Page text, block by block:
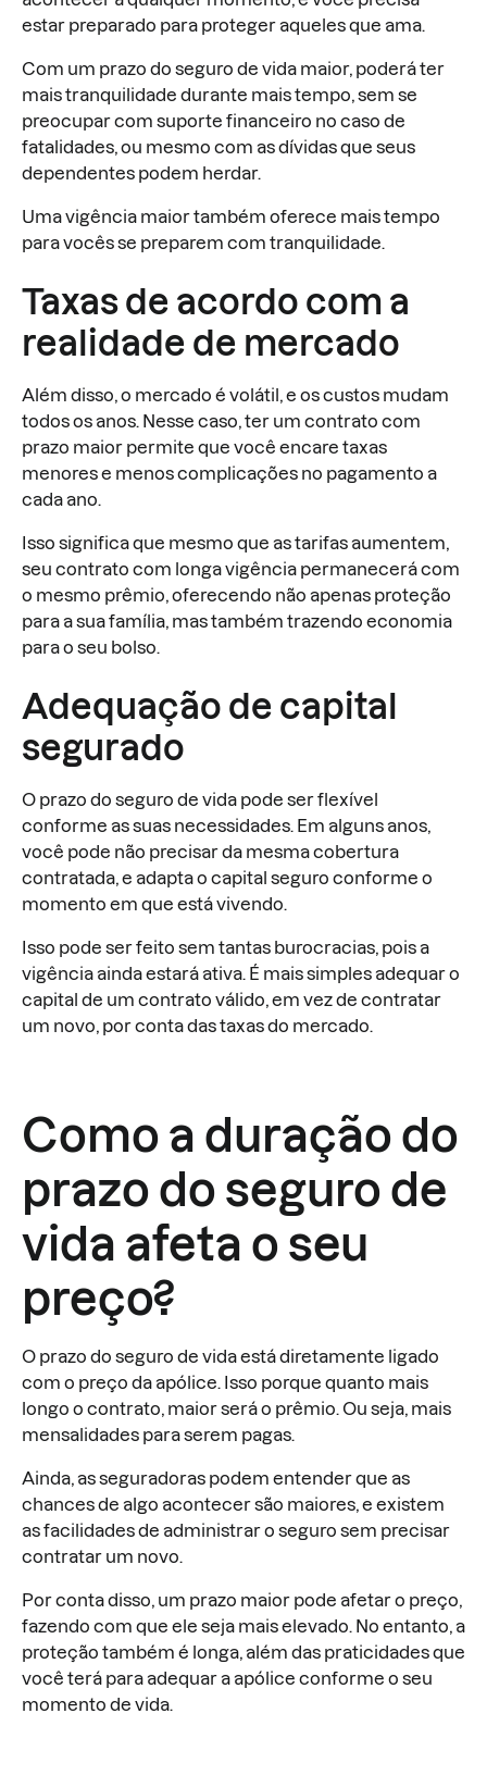
estar preparado para proteger aqueles que ama.
Com um prazo do seguro de vida maior, poderá ter
mais tranquilidade durante mais tempo, sem se
preocupar com suporte financeiro no caso de
fatalidades, ou mesmo com as dívidas que seus
dependentes podem herdar.
Uma vigência maior também oferece mais tempo
para vocês se preparem com tranquilidade.
Taxas de acordo com a
realidade de mercado
Além disso, o mercado é volátil, e os custos mudam
todos os anos. Nesse caso, ter um contrato com
prazo maior permite que você encare taxas
menores e menos complicações no pagamento a
cada ano.
Isso significa que mesmo que as tarifas aumentem,
seu contrato com longa vigência permanecerá com
o mesmo prêmio, oferecendo não apenas proteção
para a sua família, mas também trazendo economia
para o seu bolso.
Adequação de capital
segurado
O prazo do seguro de vida pode ser flexível
conforme as suas necessidades. Em alguns anos,
você pode não precisar da mesma cobertura
contratada, e adapta o capital seguro conforme o
momento em que está vivendo.
Isso pode ser feito sem tantas burocracias, pois a
vigência ainda estará ativa. É mais simples adequar o
capital de um contrato válido, em vez de contratar
um novo, por conta das taxas do mercado.
Como a duração do
prazo do seguro de
vida afeta o seu
preço?
O prazo do seguro de vida está diretamente ligado
com o preço da apólice. Isso porque quanto mais
longo o contrato, maior será o prêmio. Ou seja, mais
mensalidades para serem pagas.
Ainda, as seguradoras podem entender que as
chances de algo acontecer são maiores, e existem
as facilidades de administrar o seguro sem precisar
contratar um novo.
Por conta disso, um prazo maior pode afetar o preço,
fazendo com que ele seja mais elevado. No entanto, a
proteção também é longa, além das praticidades que
você terá para adequar a apólice conforme o seu
momento de vida.